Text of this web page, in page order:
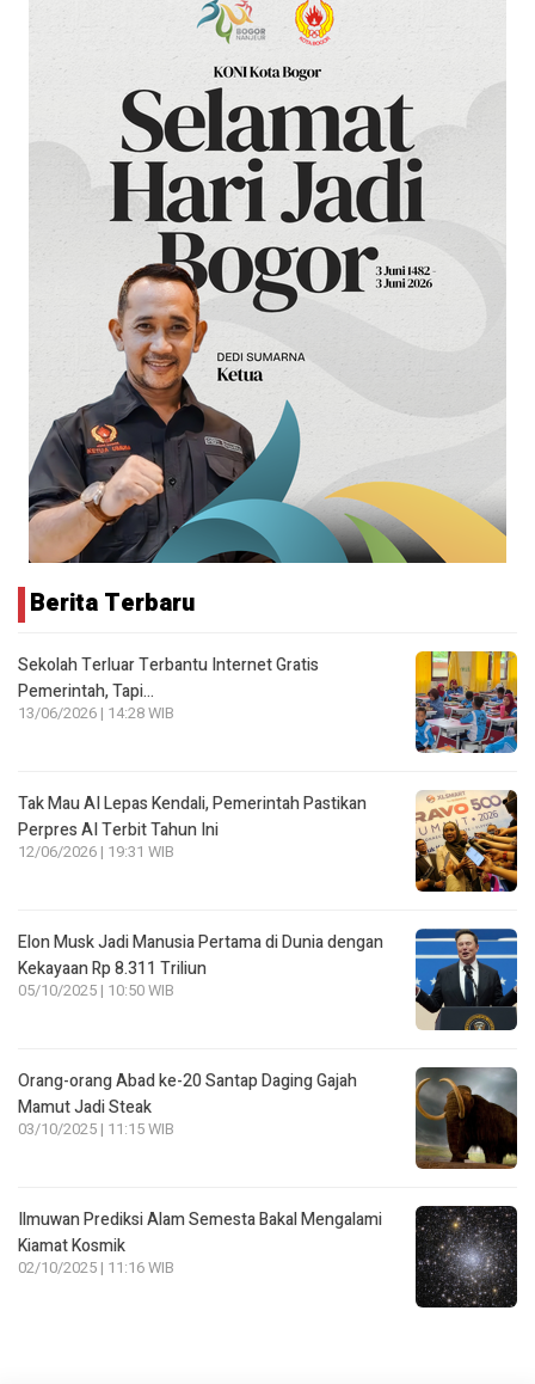
Berita Terbaru
Sekolah Terluar Terbantu Internet Gratis
Pemerintah, Tapi…
13/06/2026 | 14:28 WIB
Tak Mau AI Lepas Kendali, Pemerintah Pastikan
Perpres AI Terbit Tahun Ini
12/06/2026 | 19:31 WIB
Elon Musk Jadi Manusia Pertama di Dunia dengan
Kekayaan Rp 8.311 Triliun
05/10/2025 | 10:50 WIB
Orang-orang Abad ke-20 Santap Daging Gajah
Mamut Jadi Steak
03/10/2025 | 11:15 WIB
Ilmuwan Prediksi Alam Semesta Bakal Mengalami
Kiamat Kosmik
02/10/2025 | 11:16 WIB